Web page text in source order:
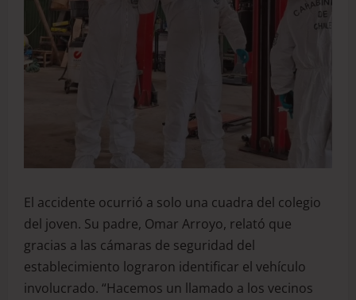
El accidente ocurrió a solo una cuadra del colegio
del joven. Su padre, Omar Arroyo, relató que
gracias a las cámaras de seguridad del
establecimiento lograron identificar el vehículo
involucrado. “Hacemos un llamado a los vecinos